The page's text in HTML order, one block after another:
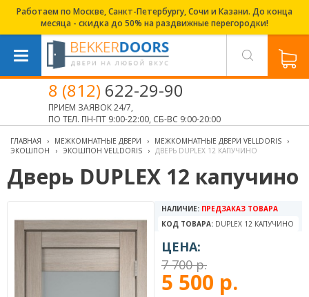
Работаем по Москве, Санкт-Петербургу, Сочи и Казани. До конца
месяца - скидка до 50% на раздвижные перегородки!
8 (812) 622-29-90
ПРИЕМ ЗАЯВОК 24/7,
ПО ТЕЛ. ПН-ПТ 9:00-22:00, СБ-ВС 9:00-20:00
ГЛАВНАЯ › МЕЖКОМНАТНЫЕ ДВЕРИ › МЕЖКОМНАТНЫЕ ДВЕРИ VELLDORIS
›
ЭКОШПОН
› ЭКОШПОН VELLDORIS › ДВЕРЬ DUPLEX 12 КАПУЧИНО
Дверь DUPLEX 12 капучино
НАЛИЧИЕ: ПРЕДЗАКАЗ ТОВАРА
КОД ТОВАРА: DUPLEX 12 КАПУЧИНО
ЦЕНА:
7 700 р.
5 500 р.